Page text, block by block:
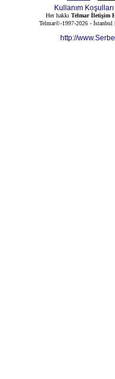
Kullanım Koşulları
Her hakkı Telmar İletişim
Telmar©-1997-2026 -
http://